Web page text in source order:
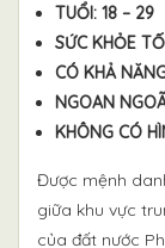
TUỔI: 18 – 29
SỨC KHỎE
CÓ KHẢ
NGOAN
KHÔNG CÓ
Được mệnh
giữa khu vực
của đất nước